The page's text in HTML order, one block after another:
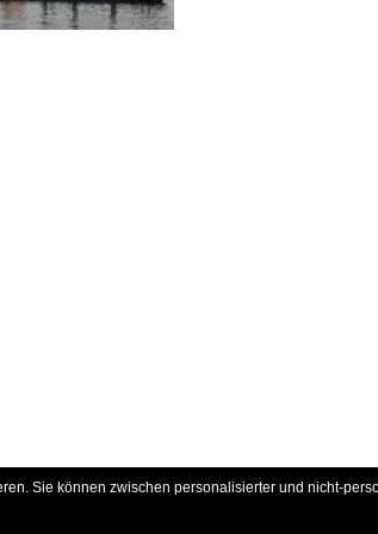
Sie können zwischen personalisierter und nicht-